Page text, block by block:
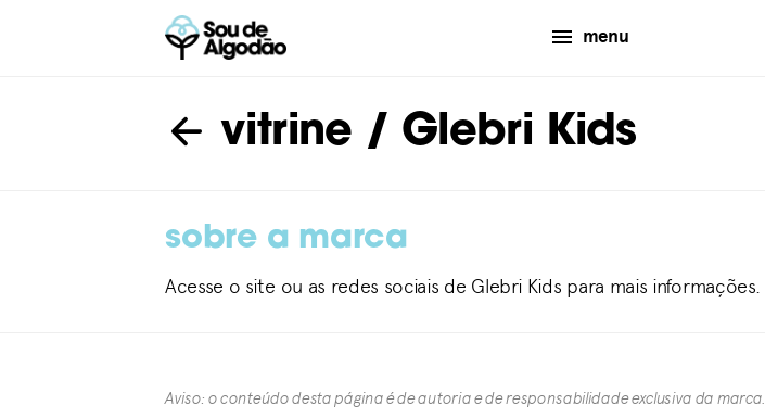
menu
vitrine / Glebri Kids
sobre a marca
Acesse o site ou as redes sociais de Glebri Kids para mais informações.
Aviso: o conteúdo desta página é de autoria e de responsabilidade exclusiva da marca.​